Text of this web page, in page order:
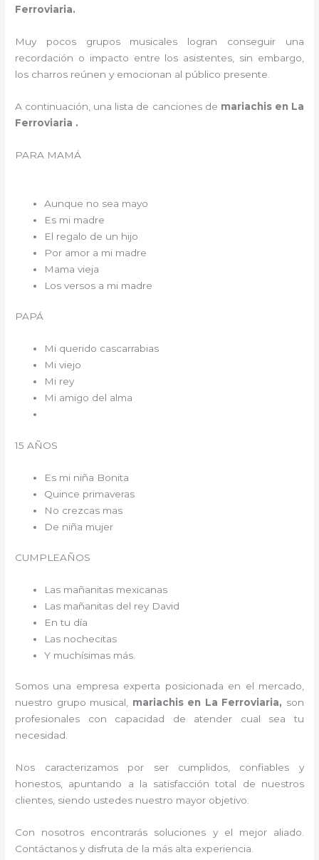
Ferroviaria.
Muy pocos grupos musicales logran conseguir una
recordación o impacto entre los asistentes, sin embargo,
los charros reúnen y emocionan al público presente.
A continuación, una lista de canciones de mariachis en La
Ferroviaria .
PARA MAMÁ
Aunque no sea mayo
Es mi madre
El regalo de un hijo
Por amor a mi madre
Mama vieja
Los versos a mi madre
PAPÁ
Mi querido cascarrabias
Mi viejo
Mi rey
Mi amigo del alma
15 AÑOS
Es mi niña Bonita
Quince primaveras
No crezcas mas
De niña mujer
CUMPLEAÑOS
Las mañanitas mexicanas
Las mañanitas del rey David
En tu día
Las nochecitas
Y muchísimas más.
Somos una empresa experta posicionada en el mercado,
nuestro grupo musical, mariachis en La Ferroviaria, son
profesionales con capacidad de atender cual sea tu
necesidad.
Nos caracterizamos por ser cumplidos, confiables y
honestos, apuntando a la satisfacción total de nuestros
clientes, siendo ustedes nuestro mayor objetivo.
Con nosotros encontrarás soluciones y el mejor aliado.
Contáctanos y disfruta de la más alta experiencia.